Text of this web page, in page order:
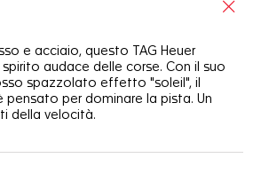
e acciaio, questo TAG Heuer
spirito audace delle corse. Con il suo
spazzolato effetto "soleil", il
per dominare la pista. Un
della velocità.